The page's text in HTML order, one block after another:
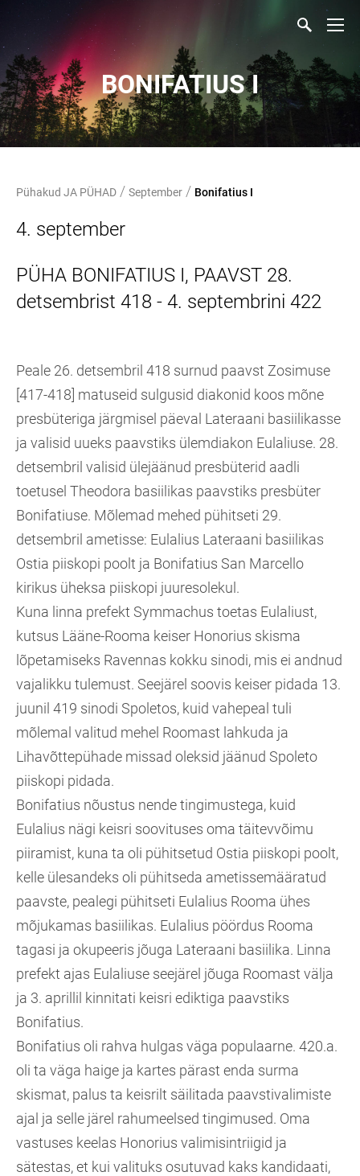
BONIFATIUS I
Pühakud JA PÜHAD / September / Bonifatius I
4. september
PÜHA BONIFATIUS I, PAAVST 28.
detsembrist 418 - 4. septembrini 422
Peale 26. detsembril 418 surnud paavst Zosimuse
[417-418] matuseid sulgusid diakonid koos mõne
presbüteriga järgmisel päeval Lateraani basiilikasse
ja valisid uueks paavstiks ülemdiakon Eulaliuse. 28.
detsembril valisid ülejäänud presbüterid aadli
toetusel Theodora basiilikas paavstiks presbüter
Bonifatiuse. Mõlemad mehed pühitseti 29.
detsembril ametisse: Eulalius Lateraani basiilikas
Ostia piiskopi poolt ja Bonifatius San Marcello
kirikus üheksa piiskopi juuresolekul.
Kuna linna prefekt Symmachus toetas Eulaliust,
kutsus Lääne-Rooma keiser Honorius skisma
lõpetamiseks Ravennas kokku sinodi, mis ei andnud
vajalikku tulemust. Seejärel soovis keiser pidada 13.
juunil 419 sinodi Spoletos, kuid vahepeal tuli
mõlemal valitud mehel Roomast lahkuda ja
Lihavõttepühade missad oleksid jäänud Spoleto
piiskopi pidada.
Bonifatius nõustus nende tingimustega, kuid
Eulalius nägi keisri soovituses oma täitevvõimu
piiramist, kuna ta oli pühitsetud Ostia piiskopi poolt,
kelle ülesandeks oli pühitseda ametissemääratud
paavste, pealegi pühitseti Eulalius Rooma ühes
mõjukamas basiilikas. Eulalius pöördus Rooma
tagasi ja okupeeris jõuga Lateraani basiilika. Linna
prefekt ajas Eulaliuse seejärel jõuga Roomast välja
ja 3. aprillil kinnitati keisri ediktiga paavstiks
Bonifatius.
Bonifatius oli rahva hulgas väga populaarne. 420.a.
oli ta väga haige ja kartes pärast enda surma
skismat, palus ta keisrilt säilitada paavstivalimiste
ajal ja selle järel rahumeelsed tingimused. Oma
vastuses keelas Honorius valimisintriigid ja
sätestas, et kui valituks osutuvad kaks kandidaati,